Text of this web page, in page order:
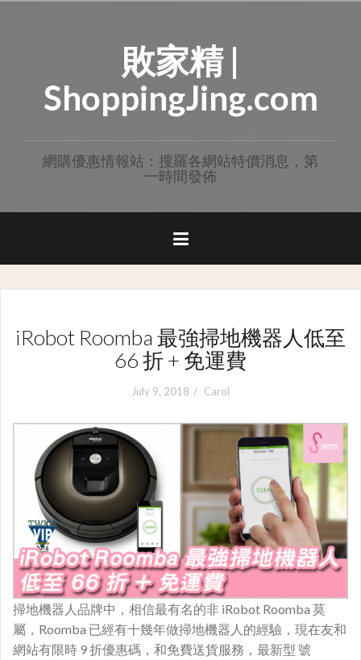
敗家精 |
ShoppingJing.com
網購優惠情報站：搜羅各網站特價消息，第
一時間發佈
iRobot Roomba 最強掃地機器人低至
66 折 + 免運費
July 9, 2018 Carol
掃地機器人品牌中，相信最有名的非 iRobot Roomba 莫
屬，Roomba 已經有十幾年做掃地機器人的經驗，現在友和
網站有限時 9 折優惠碼，和免費送貨服務，最新型 號